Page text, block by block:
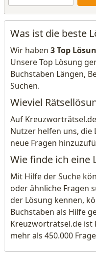
Was ist die beste
Wir haben 3 Top
Unsere Top Lösung
Buchstaben Längen,
Suchen.
Wieviel
Auf
Nutzer helfen uns,
neue Fragen
Wie finde ich eine
Mit Hilfe der Suche
oder ähnliche Fragen
der Lösung kennen,
Buchstaben als Hilfe
Kreuzworträtsel.de
mehr als 450.000